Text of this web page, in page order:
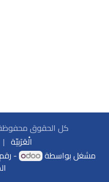
كل الحقوق محفوظة.
الْعَرَبيّة |
مشغل بواسطة
-